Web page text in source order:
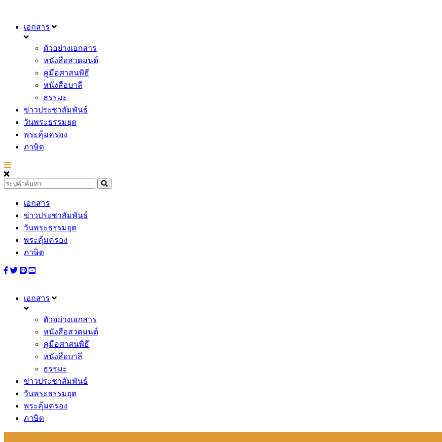
เอกสาร
ตัวอย่างเอกสาร
หนังสือสวดมนต์
คู่มือศาสนพิธี
หนังสือบาลี
ธรรมะ
ข่าวประชาสัมพันธ์
วันพระธรรมยุต
พระคุ้มครอง
ภาษิต
เอกสาร
ข่าวประชาสัมพันธ์
วันพระธรรมยุต
พระคุ้มครอง
ภาษิต
เอกสาร
ตัวอย่างเอกสาร
หนังสือสวดมนต์
คู่มือศาสนพิธี
หนังสือบาลี
ธรรมะ
ข่าวประชาสัมพันธ์
วันพระธรรมยุต
พระคุ้มครอง
ภาษิต